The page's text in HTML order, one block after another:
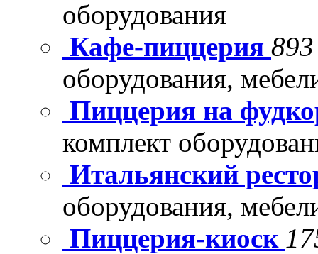
оборудования
Кафе-пиццерия
оборудования,
Пиццерия на
комплект
Итальянский
оборудования,
Пиццерия-киоск